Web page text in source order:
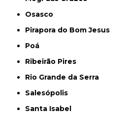
Osasco
Pirapora do Bom Jesus
Poá
Ribeirão Pires
Rio Grande da Serra
Salesópolis
Santa Isabel